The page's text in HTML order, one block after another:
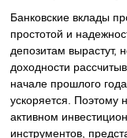
Банковские вклады
простотой и
депозитам вырастут,
доходности
начале прошлого
ускоряется. Поэтому
активном
инструментов,